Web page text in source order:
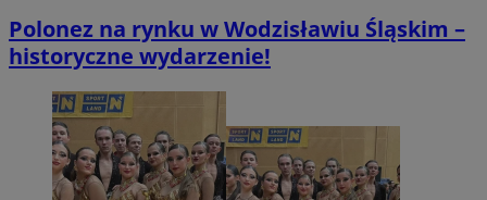
Polonez na rynku w Wodzisławiu Śląskim –
historyczne wydarzenie!